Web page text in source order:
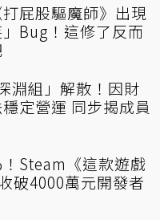
屁股驅魔師》出現
」Bug！這修了反而
淵組」解散！因財
定營運 同步揭成員
Steam《這款遊戲
破4000萬元開發者